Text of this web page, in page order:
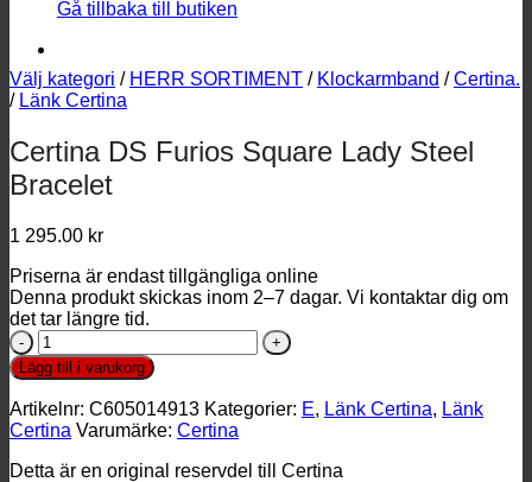
Gå tillbaka till butiken
Välj kategori / HERR SORTIMENT / Klockarmband / Certina.
/ Länk Certina
Certina DS Furios Square Lady Steel
Bracelet
1 295.00 kr
Priserna är endast tillgängliga online
Denna produkt skickas inom 2–7 dagar. Vi kontaktar dig om
det tar längre tid.
Certina
DS
Furios
Square
Lady
Steel
Bracelet
Lägg till i varukorg
Artikelnr: C605014913 Kategorier: E, Länk Certina, Länk
Certina Varumärke: Certina
Detta är en original reservdel till Certina